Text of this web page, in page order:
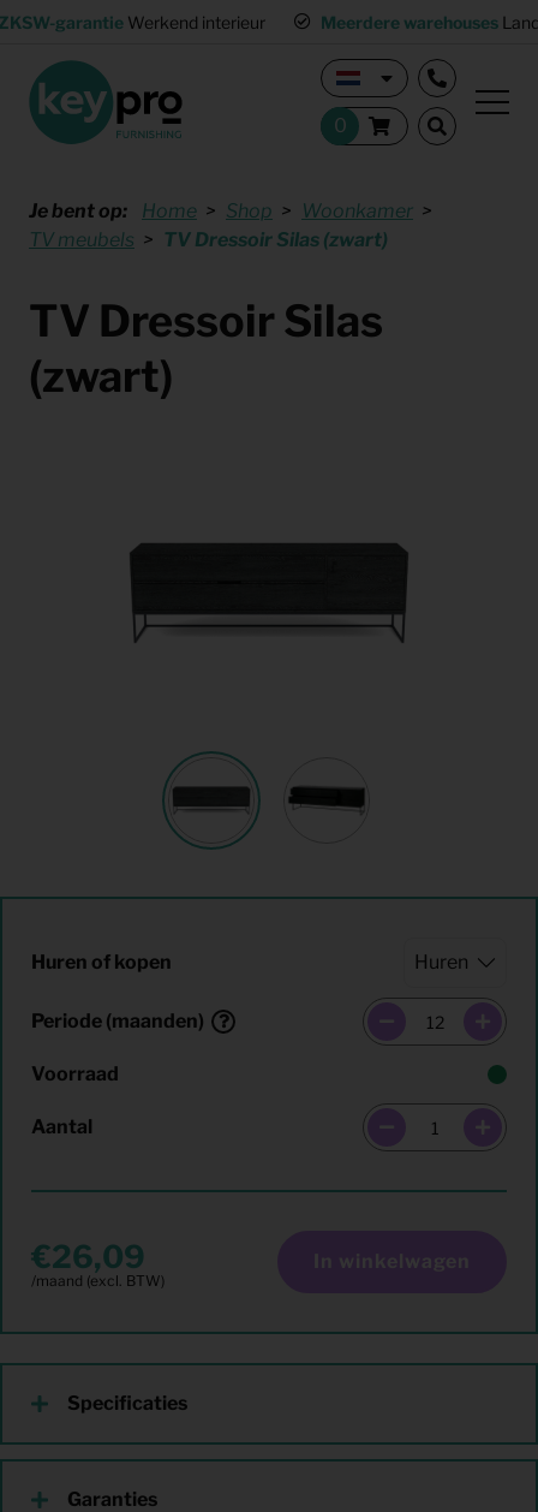
garantie Werkend interieur Meerdere warehouses
Je bent op: Home Shop
Woonkamer
TV meubels
TV Dressoir Silas (zwart)
TV Dressoir Silas
(zwart)
Huren of kopen
Periode (maanden)
Voorraad
Aantal
26,09 In winkelwagen
Specificaties
Garanties